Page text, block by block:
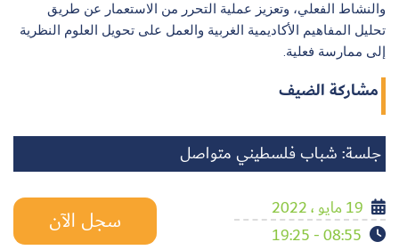
والنشاط الفعلي، وتعزيز عملية التحرر من الاستعمار عن طريق
تحليل المفاهيم الأكاديمية الغربية والعمل على تحويل العلوم النظرية
إلى ممارسة فعلية.
مشاركة الضيف
جلسة: شباب فلسطيني متواصل
19 مايو ، 2022
08:55 - 19:25
سجل الآن